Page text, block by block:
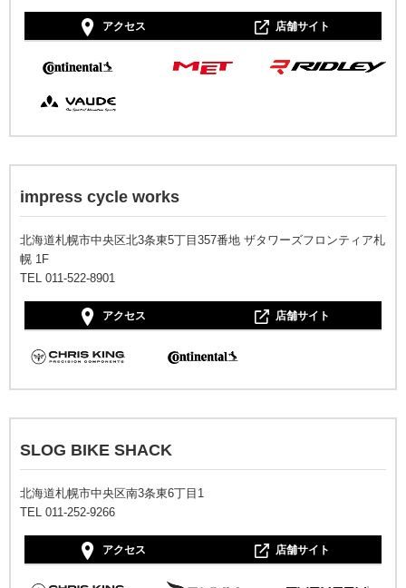
アクセス 店舗サイト
impress cycle works
北海道札幌市中央区北3条東5丁目357番地 ザタワーズフロンティア札
幌 1F
TEL 011-522-8901
アクセス 店舗サイト
SLOG BIKE SHACK
北海道札幌市中央区南3条東6丁目1
TEL 011-252-9266
アクセス 店舗サイト